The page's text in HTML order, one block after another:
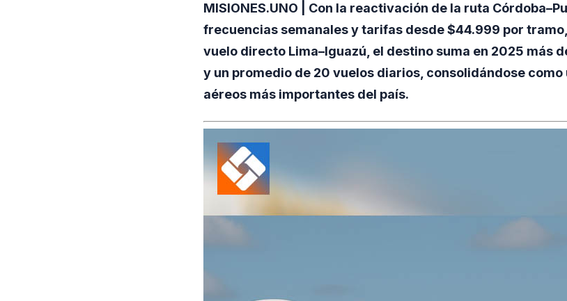
MISIONES.UNO | Con la reactivación de la ruta
frecuencias semanales y tarifas desde $44.999 por
vuelo directo Lima–Iguazú, el destino suma en 2025 más
y un promedio de 20 vuelos diarios, consolidándose
aéreos más importantes del país.